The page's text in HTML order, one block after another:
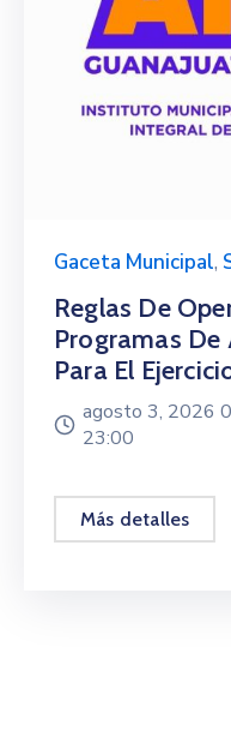
Gaceta Municipal,
Reglas De
Programas
Para El
agosto 3, 2026
23:00
Más detalles